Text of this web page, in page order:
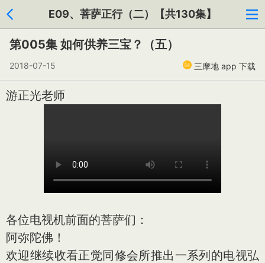
E09、菩萨正行（二）【共130集】
第005集 如何供养三宝？（五）
2018-07-15 三摩地 app 下载
游正光老师
各位电视机前面的菩萨们：
阿弥陀佛！
欢迎继续收看正觉同修会所推出一系列的电视弘